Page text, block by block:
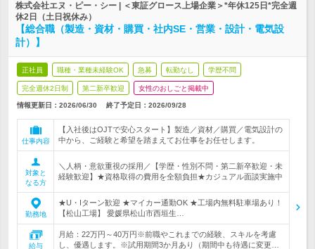
株式会社エヌ・ピー・シー | ＜東証グロース上場企業＞*年休125日*完全週
休2日（土日祝休み）
【総合職（製造・資材・購買・社内SE・営業・設計・電気設
計）】
正社員 職種・業種未経験OK 急募 転勤なし 学歴不問
完全週休2日制 第二新卒歓迎 女性のおしごと掲載中
情報更新日：2026/06/30 終了予定日： 2026/09/28
仕事内容
【入社後はOJTで安心スタート】製造／資材／購買／電気設計の
中から、ご経験と希望を踏まえてお仕事をお任せします。
対象と
なる方
＼人柄・意欲重視の採用／【学歴・性別不問・第二新卒歓迎・未
経験歓迎】★資格取得の費用を全額負担★カジュアル面談実施中
勤務地
★U・Iターン歓迎 ★マイカー通勤OK ★工場内無料駐車場あり！
【松山工場】 愛媛県松山市西垣生…
給与
月給：22万円～40万円※前職やこれまでの経験、スキルを考慮
し、優遇します。※試用期間3か月あり（期間中も待遇に変更…